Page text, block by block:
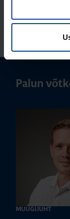
Palun
MÜÜGIJUHT